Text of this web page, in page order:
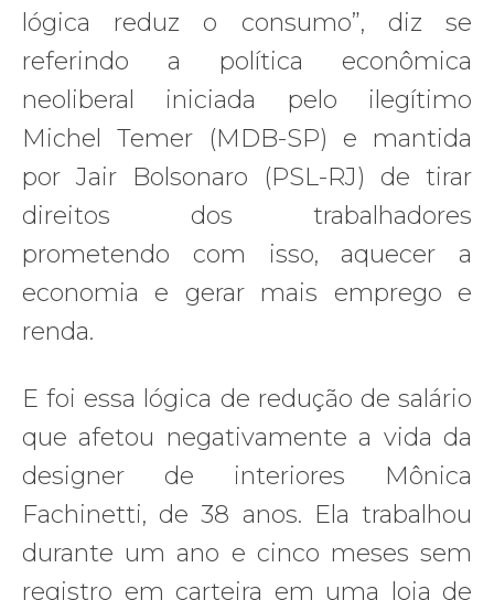
lógica reduz o consumo”, diz se
referindo a política econômica
neoliberal iniciada pelo ilegítimo
Michel Temer (MDB-SP) e mantida
por Jair Bolsonaro (PSL-RJ) de tirar
direitos dos trabalhadores
prometendo com isso, aquecer a
economia e gerar mais emprego e
renda.
E foi essa lógica de redução de salário
que afetou negativamente a vida da
designer de interiores Mônica
Fachinetti, de 38 anos. Ela trabalhou
durante um ano e cinco meses sem
registro em carteira em uma loja de